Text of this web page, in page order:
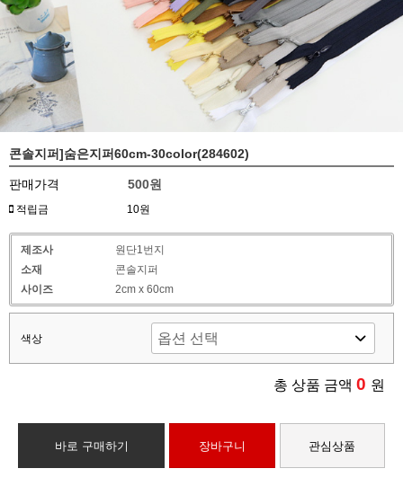
콘솔지퍼]숨은지퍼60cm-30color(284602)
판매가격 500원
적립금 10원
제조사
원단1번지
소재
콘솔지퍼
사이즈
2cm x 60cm
색상
총 상품 금액 0 원
바로 구매하기 장바구니 관심상품